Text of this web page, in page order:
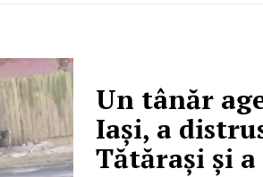
Un tânăr
Iași, a
Tătărași și